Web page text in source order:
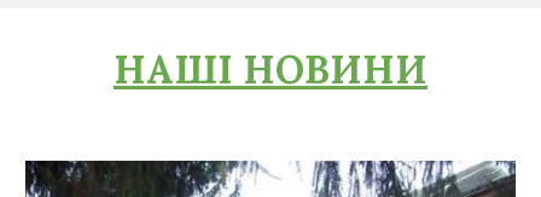
НАШІ НОВИНИ